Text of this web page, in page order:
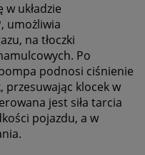
w układzie
umożliwia
na tłoczki
Po
podnosi ciśnienie
przesuwając klocek w
jest siła tarcia
pojazdu, a w